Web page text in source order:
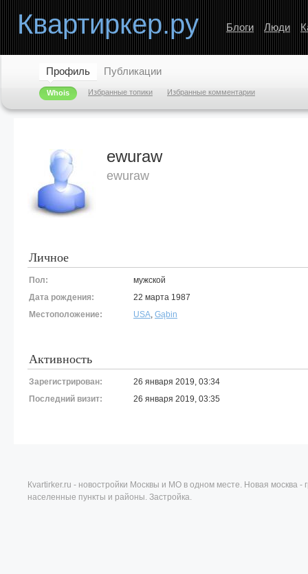
Квартиркер.ру Блоги Люди
Профиль
Whois Избранные топики Избранные комментарии
Публикации
ewuraw
ewuraw
Личное
Пол:
мужской
Дата рождения:
22 марта 1987
Местоположение:
USA, Gąbin
Активность
Зарегистрирован:
26 января 2019, 03:34
Последний визит:
26 января 2019, 03:35
Кvartirker.ru - новостройки Москвы и МО в одном месте. Новая москва
населенные пункты и районы. Застройка.